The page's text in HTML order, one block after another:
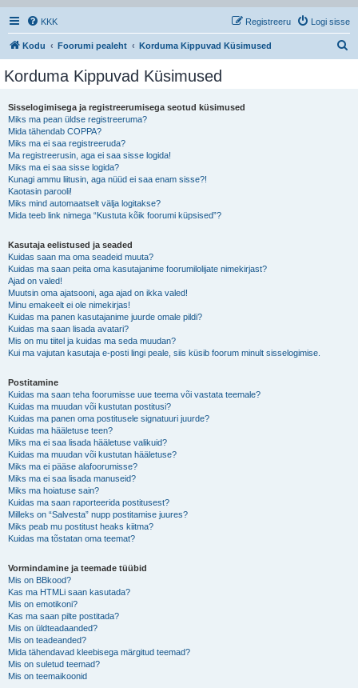
KKK Logi sisse
Registreeru
Kodu Foorumi pealeht Korduma Kippuvad Küsimused
Korduma Kippuvad Küsimused
Sisselogimisega ja registreerumisega seotud küsimused
Miks ma pean üldse registreeruma?
Mida tähendab COPPA?
Miks ma ei saa registreeruda?
Ma registreerusin, aga ei saa sisse logida!
Miks ma ei saa sisse logida?
Kunagi ammu liitusin, aga nüüd ei saa enam sisse?!
Kaotasin parooli!
Miks mind automaatselt välja logitakse?
Mida teeb link nimega “Kustuta kõik foorumi küpsised”?
Kasutaja eelistused ja seaded
Kuidas saan ma oma seadeid muuta?
Kuidas ma saan peita oma kasutajanime foorumilolijate nimekirjast?
Ajad on valed!
Muutsin oma ajatsooni, aga ajad on ikka valed!
Minu emakeelt ei ole nimekirjas!
Kuidas ma panen kasutajanime juurde omale pildi?
Kuidas ma saan lisada avatari?
Mis on mu tiitel ja kuidas ma seda muudan?
Kui ma vajutan kasutaja e-posti lingi peale, siis küsib foorum minult sisselogimise.
Postitamine
Kuidas ma saan teha foorumisse uue teema või vastata teemale?
Kuidas ma muudan või kustutan postitusi?
Kuidas ma panen oma postitusele signatuuri juurde?
Kuidas ma hääletuse teen?
Miks ma ei saa lisada hääletuse valikuid?
Kuidas ma muudan või kustutan hääletuse?
Miks ma ei pääse alafoorumisse?
Miks ma ei saa lisada manuseid?
Miks ma hoiatuse sain?
Kuidas ma saan raporteerida postitusest?
Milleks on “Salvesta” nupp postitamise juures?
Miks peab mu postitust heaks kiitma?
Kuidas ma tõstatan oma teemat?
Vormindamine ja teemade tüübid
Mis on BBkood?
Kas ma HTMLi saan kasutada?
Mis on emotikoni?
Kas ma saan pilte postitada?
Mis on üldteadaanded?
Mis on teadeanded?
Mida tähendavad kleebisega märgitud teemad?
Mis on suletud teemad?
Mis on teemaikoonid